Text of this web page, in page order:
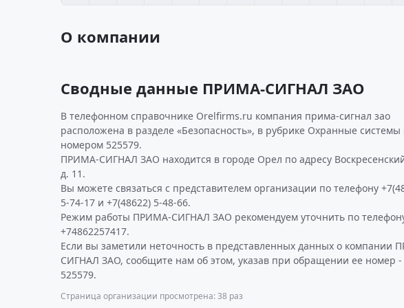
О компании
Сводные данные ПРИМА-СИГНАЛ ЗАО
В телефонном справочнике Orelfirms.ru компания прима-сигнал зао
расположена в разделе «Безопасность», в рубрике Охранные системы
номером 525579.
ПРИМА-СИГНАЛ ЗАО находится в городе Орел по адресу
д. 11.
Вы можете связаться с представителем организации по телефону
5-74-17 и +7(48622) 5-48-66.
Режим работы ПРИМА-СИГНАЛ ЗАО рекомендуем уточнить по
+74862257417.
Если вы заметили неточность в представленных данных о компании
СИГНАЛ ЗАО, сообщите нам об этом, указав при обращении ее номер
525579.
Страница организации просмотрена: 38 раз